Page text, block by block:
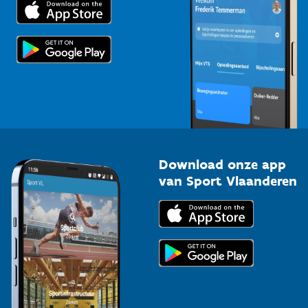
Topsporters
Voor de pers
Download onze app
van Sport Vlaanderen